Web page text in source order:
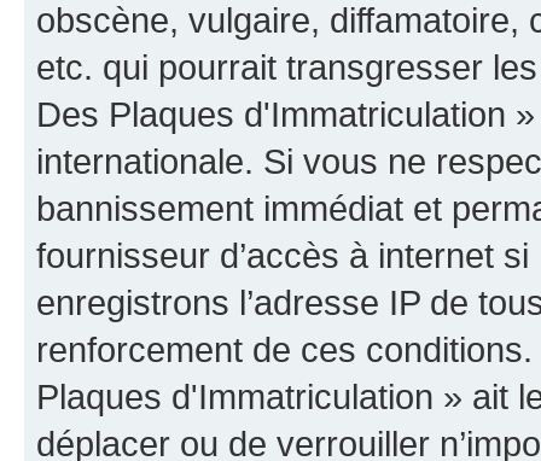
obscène, vulgaire, diffamatoire,
etc. qui pourrait transgresser
Des Plaques d'Immatriculation
internationale. Si vous ne
bannissement immédiat et
fournisseur d’accès à internet
enregistrons l’adresse IP de
renforcement de ces
Plaques d'Immatriculation » ait
déplacer ou de verrouiller